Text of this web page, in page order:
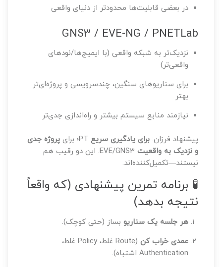
در بعضی قابلیت‌ها محدودتر از دنیای واقعی
GNS3 / EVE-NG / PNETLab
نزدیک‌تر به شبکه واقعی (با ایمیج‌ها/نودهای
واقعی‌تر)
برای سناریوهای سنگین، چندسرویسی و پروژه‌ای‌تر
بهتر
نیازمند منابع سیستم بیشتر و راه‌اندازی جدی‌تر
پیشنهاد فرزان: برای یادگیری سریعPT؛ برای
پروژه جدی
و نزدیک به واقعیت
EVE/GNS3. این دو رقیب هم
نیستند—تکمیل‌کننده‌اند.
🧪 برنامه تمرین پیشنهادی (که واقعاً
نتیجه بدهد)
هر جلسه یک سناریوبساز (حتی کوچک).
عمدی خراب کن
(Route غلط، Policy غلط،
Authentication اشتباه).